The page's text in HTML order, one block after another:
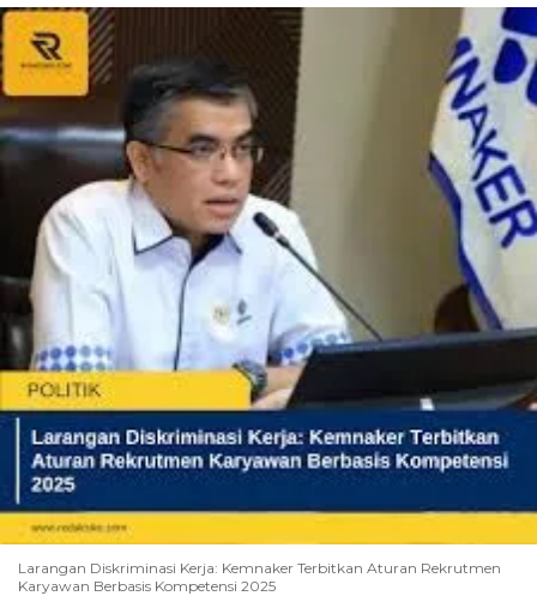
Larangan Diskriminasi Kerja: Kemnaker Terbitkan Aturan Rekrutmen
Karyawan Berbasis Kompetensi 2025